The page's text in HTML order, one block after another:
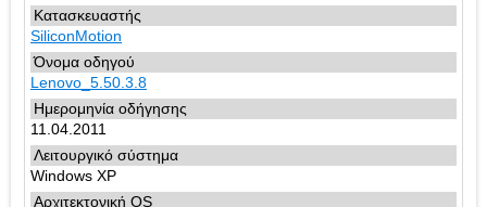
SiliconMotion
Lenovo_5.50.3.8
11.04.2011
Windows XP